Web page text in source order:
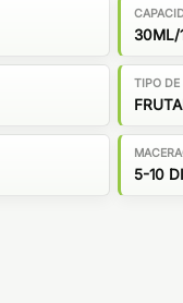
30ML/
TIPO DE
5-10